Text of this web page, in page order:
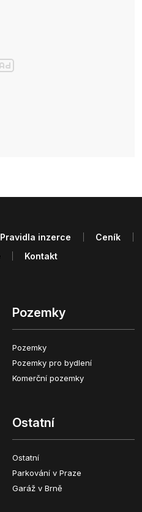
Pozemky
Pozemky
Pozemky pro bydlení
Komerční pozemky
Ostatní
Ostatní
Parkování v Praze
Garáž v Brně
Pravidla inzerce
Ceník
Kontakt